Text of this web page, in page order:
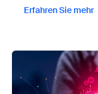
Erfahren Sie mehr